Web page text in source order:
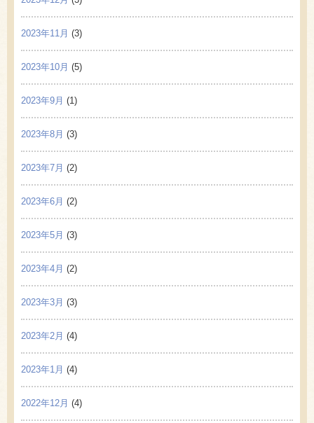
2023年11月 (3)
2023年10月 (5)
2023年9月 (1)
2023年8月 (3)
2023年7月 (2)
2023年6月 (2)
2023年5月 (3)
2023年4月 (2)
2023年3月 (3)
2023年2月 (4)
2023年1月 (4)
2022年12月 (4)